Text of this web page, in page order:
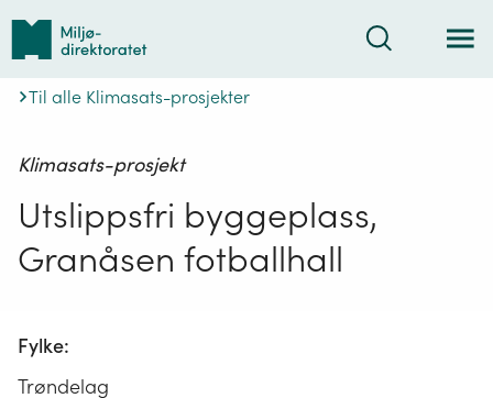
Tilbake
forsiden
Søk
Til alle Klimasats-prosjekter
Klimasats-prosjekt
Utslippsfri byggeplass,
Granåsen fotballhall
Fylke:
Trøndelag